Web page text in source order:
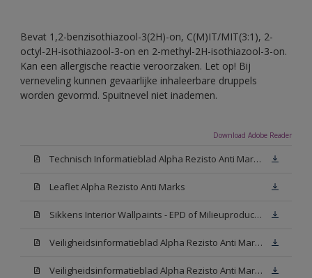
Bevat 1,2-benzisothiazool-3(2H)-on, C(M)IT/MIT(3:1), 2-
octyl-2H-isothiazool-3-on en 2-methyl-2H-isothiazool-3-on.
Kan een allergische reactie veroorzaken. Let op! Bij
verneveling kunnen gevaarlijke inhaleerbare druppels
worden gevormd. Spuitnevel niet inademen.
Download Adobe Reader
Technisch Informatieblad Alpha Rezisto Anti Marks (PDF)
Leaflet Alpha Rezisto Anti Marks
Sikkens Interior Wallpaints - EPD of Milieuproductverklaring
Veiligheidsinformatieblad Alpha Rezisto Anti Marks Mat White W05 (MSDS)
Veiligheidsinformatieblad Alpha Rezisto Anti Marks Mat N00 (MSDS)